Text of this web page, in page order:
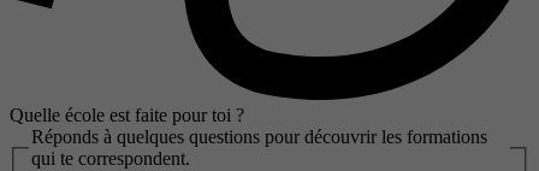
Quelle école est faite pour toi ?
Réponds à quelques questions pour découvrir les formations
qui te correspondent.